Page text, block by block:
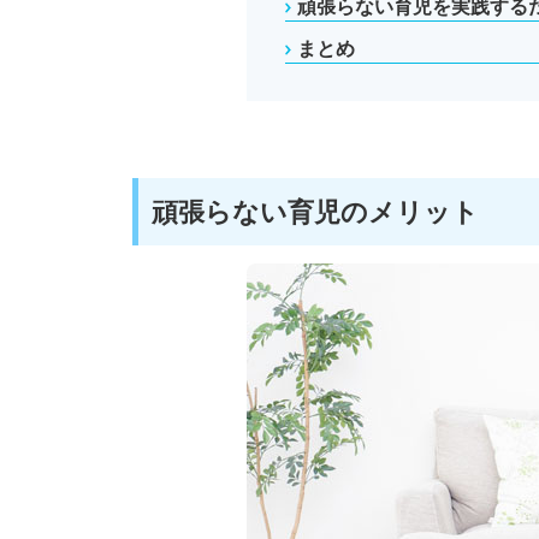
頑張らない育児を実践する
まとめ
頑張らない育児のメリット